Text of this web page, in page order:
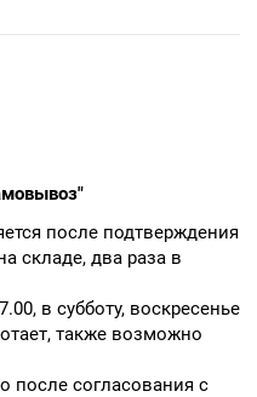
после подтверждения
складе, два раза в
в субботу, воскресенье
также возможно
после согласования с